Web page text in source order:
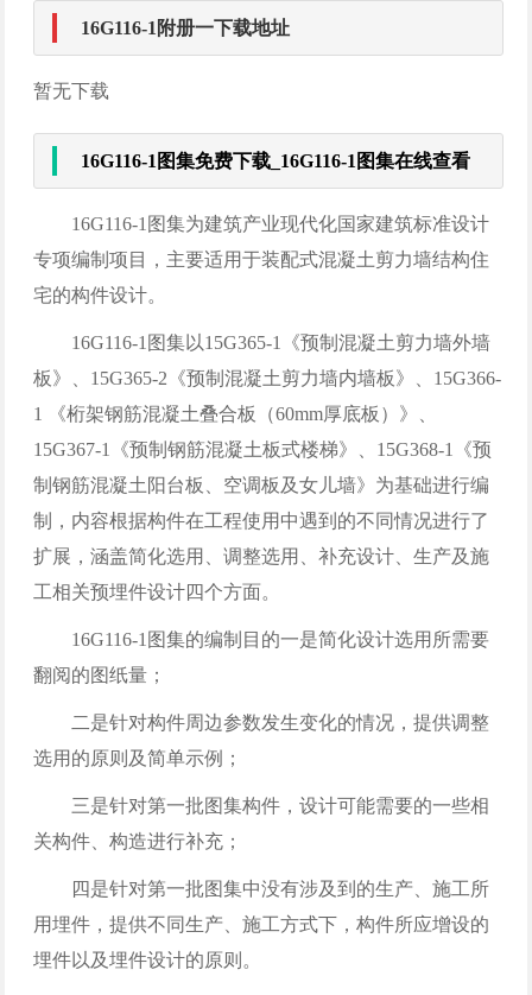
16G116-1附册一下载地址
暂无下载
16G116-1图集免费下载_16G116-1图集在线查看
16G116-1图集为建筑产业现代化国家建筑标准设计
专项编制项目，主要适用于装配式混凝土剪力墙结构住
宅的构件设计。
16G116-1图集以15G365-1《预制混凝土剪力墙外墙
板》、15G365-2《预制混凝土剪力墙内墙板》、15G366-
1 《桁架钢筋混凝土叠合板（60mm厚底板）》、
15G367-1《预制钢筋混凝土板式楼梯》、15G368-1《预
制钢筋混凝土阳台板、空调板及女儿墙》为基础进行编
制，内容根据构件在工程使用中遇到的不同情况进行了
扩展，涵盖简化选用、调整选用、补充设计、生产及施
工相关预埋件设计四个方面。
16G116-1图集的编制目的一是简化设计选用所需要
翻阅的图纸量；
二是针对构件周边参数发生变化的情况，提供调整
选用的原则及简单示例；
三是针对第一批图集构件，设计可能需要的一些相
关构件、构造进行补充；
四是针对第一批图集中没有涉及到的生产、施工所
用埋件，提供不同生产、施工方式下，构件所应增设的
埋件以及埋件设计的原则。